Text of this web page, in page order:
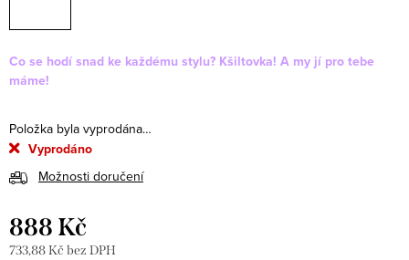
Co se hodí snad ke každému stylu? Kšiltovka! A my jí pro tebe
máme!
Položka byla vyprodána…
Vyprodáno
Možnosti doručení
888 Kč
733,88 Kč bez DPH